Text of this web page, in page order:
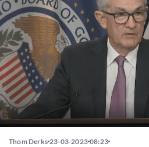
Thom Derks 23-03-2023 08:23